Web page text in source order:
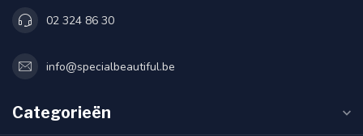
02 324 86 30
info@specialbeautiful.be
Categorieën